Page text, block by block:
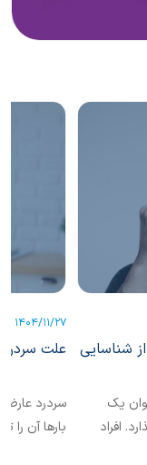
شناسایی
یک
افراد
1404/11/27
علت
سردرد
بارها آن را